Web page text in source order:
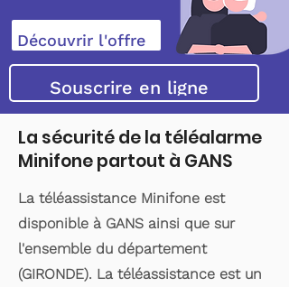
Découvrir l'offre
Souscrire en ligne
La sécurité de la téléalarme
Minifone partout à GANS
La téléassistance Minifone est
disponible à GANS ainsi que sur
l'ensemble du département
(GIRONDE). La téléassistance est un